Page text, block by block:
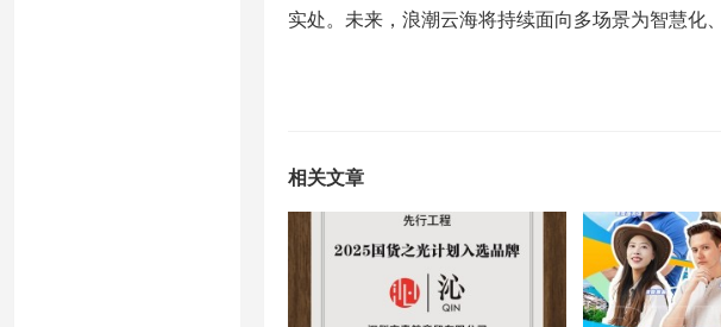
实处。未来，浪潮云海将持续面向多场景为智慧化
相关文章